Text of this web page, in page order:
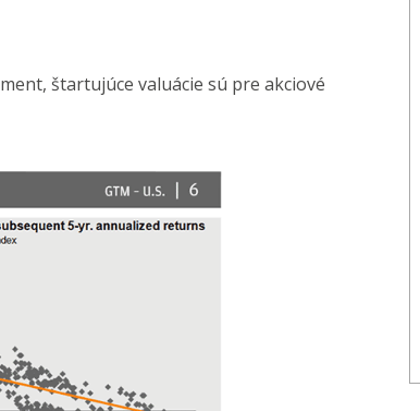
štartujúce valuácie sú pre akciové